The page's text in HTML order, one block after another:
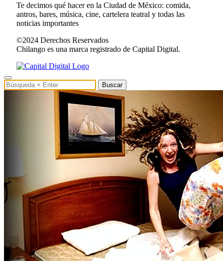
Te decimos qué hacer en la Ciudad de México: comida,
antros, bares, música, cine, cartelera teatral y todas las
noticias importantes
©2024 Derechos Reservados
Chilango es una marca registrado de Capital Digital.
Buscar